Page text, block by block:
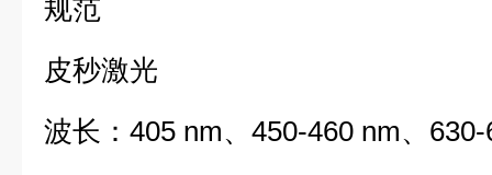
规范
皮秒激光
波长：405 nm、450-460 nm、